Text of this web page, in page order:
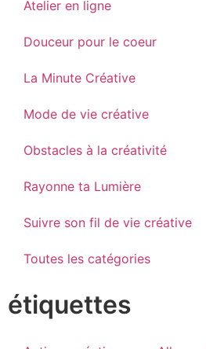
Atelier en ligne
Douceur pour le coeur
La Minute Créative
Mode de vie créative
Obstacles à la créativité
Rayonne ta Lumière
Suivre son fil de vie créative
Toutes les catégories
étiquettes